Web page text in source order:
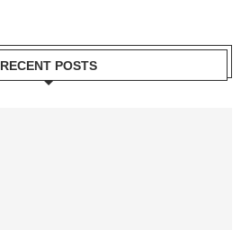
RECENT POSTS